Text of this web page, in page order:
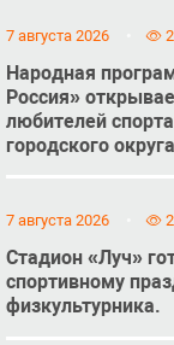
7 августа 2026
Народная
Россия»
любителей
городского
7 августа 2026
Стадион «Луч»
спортивному
физкультурника.